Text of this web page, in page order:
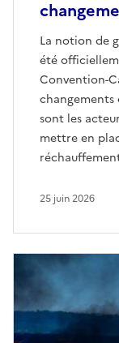
La notion de
été
Convention-
changements
sont les
mettre en
25 juin 2026